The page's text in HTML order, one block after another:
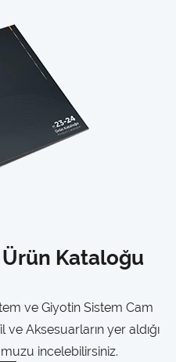
Kataloğu
ve Giyotin Sistem Cam
Aksesuarların yer aldığı
incelebilirsiniz.